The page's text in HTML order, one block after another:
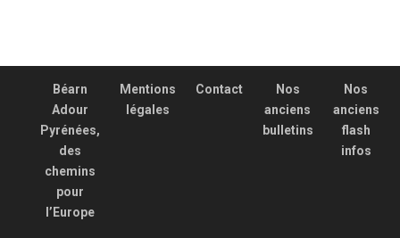
Béarn
Adour
Pyrénées,
des
chemins
pour
l’Europe
Mentions
légales
Contact
Nos
anciens
bulletins
Nos
anciens
flash
infos